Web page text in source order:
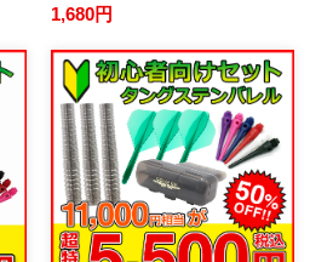
1,680円